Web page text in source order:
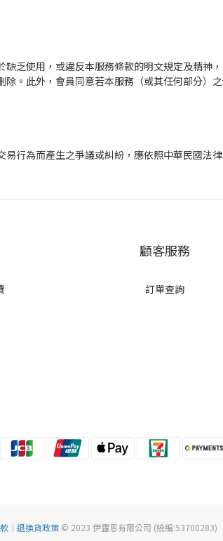
乏使用，或違反本服務條款的明文規定及精神
除。此外，會員同意若本服務（或其任何部分）
行為而產生之爭議或糾紛，應依照中華民國法
顧客服務
訂單查詢
｜ 退換貨政策© 2023 伊露恩有限公司 (統編:53700283)